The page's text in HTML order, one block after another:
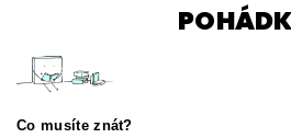
Co musíte znát?